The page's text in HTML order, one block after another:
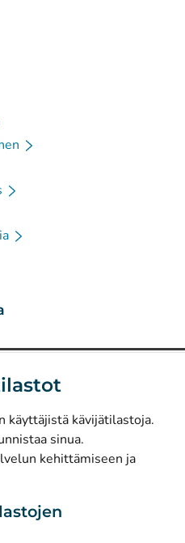
käyttäjistä kävijätilastoja.
sinua.
kehittämiseen ja
)
)